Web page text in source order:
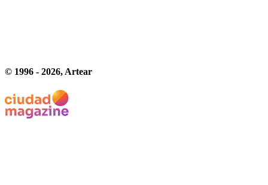
© 1996 - 2026, Artear